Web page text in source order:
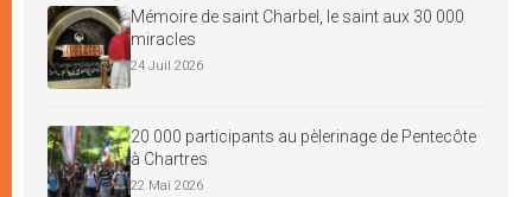
Mémoire de saint Charbel, le saint aux 30 000
miracles
24 Juil 2026
20 000 participants au pèlerinage de Pentecôte
à Chartres
22 Mai 2026